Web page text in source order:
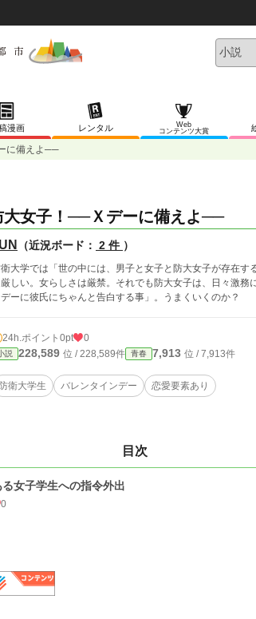
漫画 レンタル
Web
コンテンツ大賞
に備えよ──
大女子！──Ｘデーに備えよ──
（近況ボード： 2 件 ）
衛大学では「世の中には、男子と女子と防大女子が存在
厳しい。女らしさは厳禁。それでも防大女子は、日々激
ーに彼氏にちゃんと告白する事」。うまくいくのか？
24h.ポイント 0pt 0
説 228,589 位 / 228,589件 青春 7,913 位 / 7,913件
防衛大学生 バレンタインデー 恋愛要素あり
目次
る女子学生への指令外出
0